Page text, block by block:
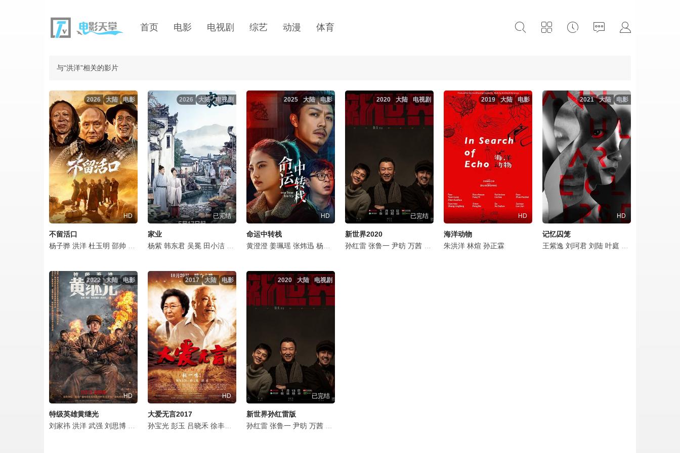
首页 电影 电视剧 综艺 动漫 体育
与“洪洋”相关的影片
电影
大陆
2026
HD
不留活口
杨子骅 洪洋 杜玉明 邵帅 王幸子 李明 陈剑 张露 宋成森 李浩轩
电视剧
大陆
2026
已完结
家业
杨紫 韩东君 吴冕 田小洁 徐百慧 王梓豪 谢心 李泓良 杨斯 富大龙 曹磊 李洪涛 黄曼 张喜前 李宝安 朱辉 刘涛 刘凯 红花 李春嫒 王婉娟 王玉宁 李煜
电影
大陆
2025
HD
命运中转栈
黄澄澄 姜珮瑶 张炜迅 杨冬麒 洪洋 佟磊 张晔子
电视剧
大陆
2020
已完结
新世界2020
孙红雷 张鲁一 尹昉 万茜 胡静 秦汉 赵峥 张瑶 周冬雨 王劲松 孙筱钧 黄澄澄
电影
大陆
2019
HD
海洋动物
朱洪洋 林煊 孙正霖
电影
大陆
2021
HD
记忆囚笼
王紫逸 刘珂君 刘陆 叶庭
电影
大陆
2022
HD
特级英雄黄继光
刘家祎 洪洋 武强 刘思博 刘一江 牛北壬 李田野 刘之冰 迟蓬 李晓川
电影
大陆
2017
HD
大爱无言2017
孙宝光 彭玉 吕晓禾 徐丰年 岳霄冰 王靖哲 洪洋 张琛 王岗岗
电视剧
大陆
2020
已完结
新世界孙红雷版
孙红雷 张鲁一 尹昉 万茜